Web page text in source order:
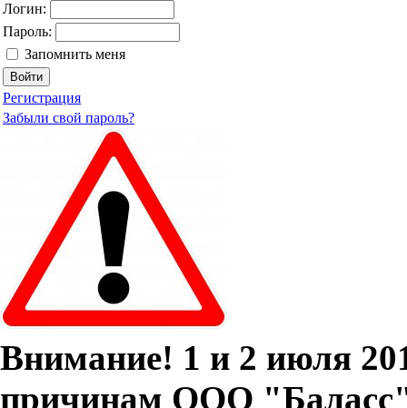
Логин:
Пароль:
Запомнить меня
Регистрация
Забыли свой пароль?
Внимание! 1 и 2 июля
причинам ООО "Баласс"